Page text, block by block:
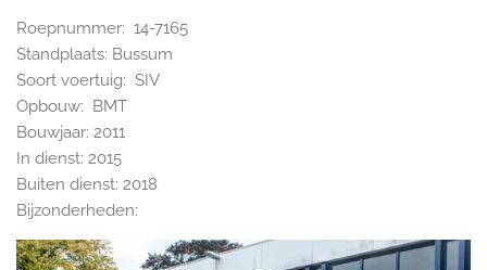
Roepnummer: 14-7165
Standplaats: Bussum
Soort voertuig: SIV
Opbouw: BMT
Bouwjaar: 2011
In dienst: 2015
Buiten dienst: 2018
Bijzonderheden: